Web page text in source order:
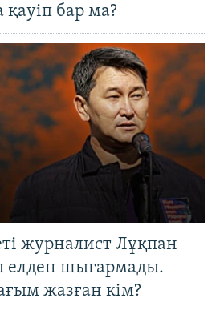
қауіп бар ма?
журналист Лұқпан
елден шығармады.
жазған кім?